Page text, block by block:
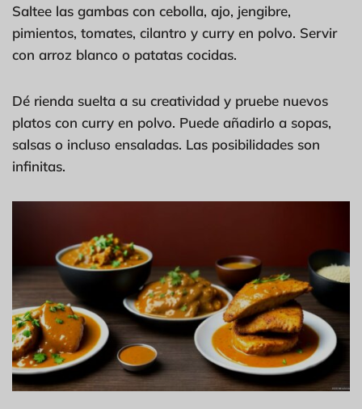
Saltee las gambas con cebolla, ajo, jengibre,
pimientos, tomates, cilantro y curry en polvo. Servir
con arroz blanco o patatas cocidas.
Dé rienda suelta a su creatividad y pruebe nuevos
platos con curry en polvo. Puede añadirlo a sopas,
salsas o incluso ensaladas. Las posibilidades son
infinitas.